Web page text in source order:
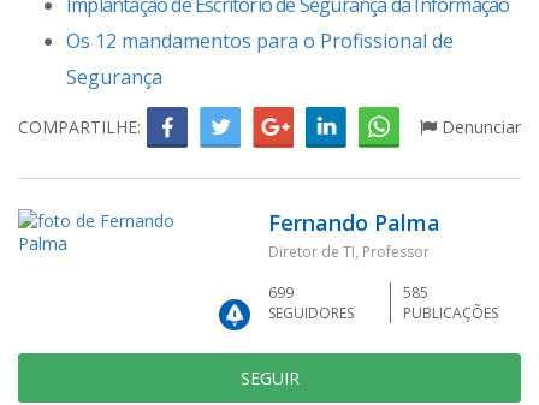
Os 12 mandamentos para o Profissional de
Segurança
COMPARTILHE: Denunciar
Fernando Palma
Diretor de TI, Professor
699
SEGUIDORES
585
PUBLICAÇÕES
SEGUIR